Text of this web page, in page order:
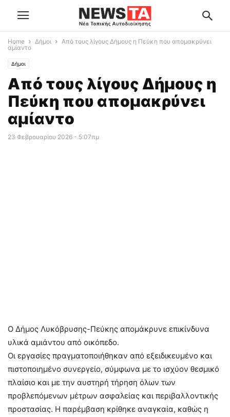
Home Δήμοι
Από τους λίγους Δήμους η Πεύκη που απομακρύνει
αμίαντο
Δήμοι
Από τους λίγους Δήμους η
Πεύκη που απομακρύνει
αμίαντο
23 Φεβρουαρίου 2026 - 5:07πμ
Ο Δήμος Λυκόβρυσης-Πεύκης απομάκρυνε επικίνδυνα
υλικά αμιάντου από οικόπεδο.
Οι εργασίες πραγματοποιήθηκαν από εξειδικευμένο και
πιστοποιημένο συνεργείο, σύμφωνα με το ισχύον θεσμικό
πλαίσιο και με την αυστηρή τήρηση όλων των
προβλεπόμενων μέτρων ασφαλείας και περιβαλλοντικής
προστασίας. Η παρέμβαση κρίθηκε αναγκαία, καθώς η